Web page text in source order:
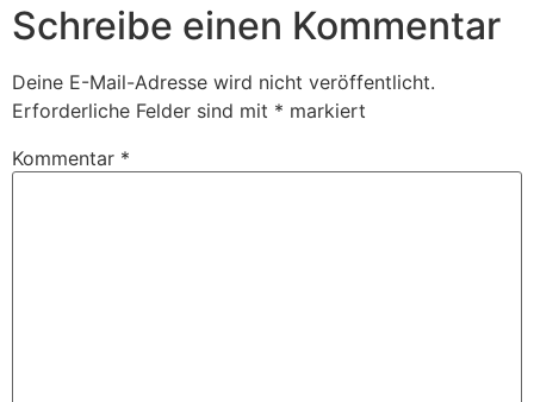
Schreibe einen Kommentar
Deine E-Mail-Adresse wird nicht veröffentlicht.
Erforderliche Felder sind mit * markiert
Kommentar *